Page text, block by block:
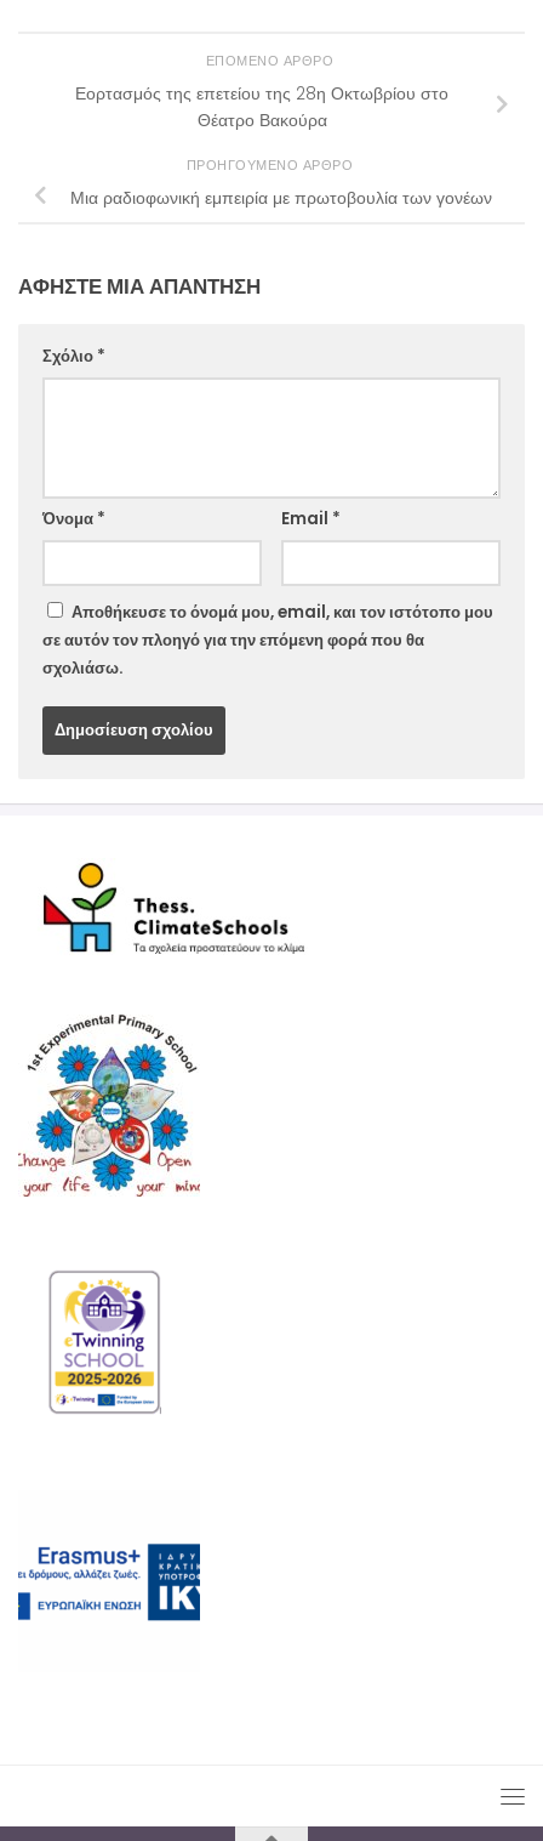
ΕΠΌΜΕΝΟ ΆΡΘΡΟ
Εορτασμός της επετείου της 28η Οκτωβρίου στο
Θέατρο Βακούρα
ΠΡΟΗΓΟΎΜΕΝΟ ΆΡΘΡΟ
Μια ραδιοφωνική εμπειρία με πρωτοβουλία των γονέων
ΑΦΉΣΤΕ ΜΙΑ ΑΠΆΝΤΗΣΗ
Σχόλιο *
Όνομα * Email *
Website
Αποθήκευσε το όνομά μου, email, και τον ιστότοπο μου
σε αυτόν τον πλοηγό για την επόμενη φορά που θα
σχολιάσω.